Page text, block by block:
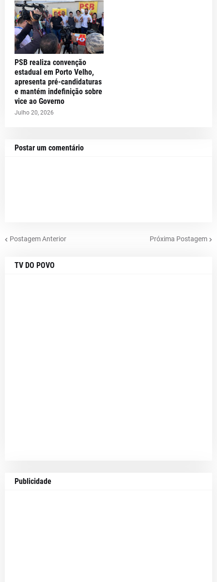
PSB realiza convenção
estadual em Porto Velho,
apresenta pré-candidaturas
e mantém indefinição sobre
vice ao Governo
Julho 20, 2026
Postar um comentário
Postagem Anterior Próxima Postagem
TV DO POVO
Publicidade